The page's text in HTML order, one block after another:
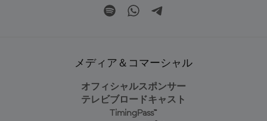
メディア＆コマーシャル
オフィシャルスポンサー
テレビブロードキャスト
TimingPass™